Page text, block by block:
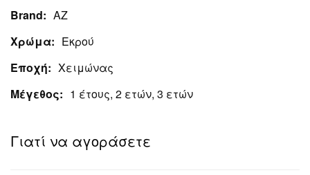
Brand: ΑΖ
Χρώμα: Εκρού
Εποχή: Χειμώνας
Μέγεθος: 1 έτους, 2 ετών, 3 ετών
Γιατί να αγοράσετε